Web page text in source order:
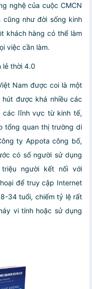
nghệ của cuộc CMCN
như đời sống kinh
khách hàng có thể làm
việc cần làm.
lẻ thời 4.0
Nam được coi là một
được khá nhiều các
các lĩnh vực từ kinh tế,
tổng quan thị trường di
ty Appota công bố,
có số người sử dụng
người kết nối với
để truy cập Internet
34 tuổi, chiếm tỷ lệ rất
vi tính hoặc sử dụng